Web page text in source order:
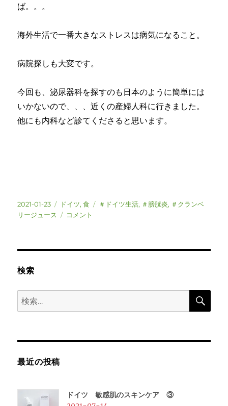
ば。。。
海外生活で一番大きなストレスは病気になること。
病院探しも大変です。
今回も、泌尿器科を探すのも日本のように簡単には
いかないので、、、近くの産婦人科に行きました。
他にも内科など診てくださると思います。
投
稿
2021-01-23
カ
テ
ドイツ,食
タ
＃ドイツ生活, ＃膀胱炎, ＃クランベ
リージュース
ド
は
ラ
リ
ス
コメント
検索
検
索:
検
最近の投稿
ドイツ 敏感肌のスキンケア ③